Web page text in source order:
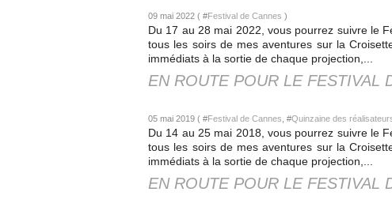
09 mai 2022 ( #Festival de Cannes )
Du 17 au 28 mai 2022, vous pourrez suivre le
tous les soirs de mes aventures sur la
immédiats à la sortie de chaque projection,...
EN ROUTE POUR LE FESTIVAL
05 mai 2019 ( #Festival de Cannes , #Quinzaine des
Du 14 au 25 mai 2018, vous pourrez suivre le
tous les soirs de mes aventures sur la
immédiats à la sortie de chaque projection,...
EN ROUTE POUR LE FESTIVAL